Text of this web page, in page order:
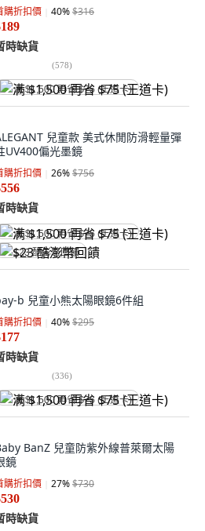
購折扣價 40%$316
時缺貨
(578)
满 $1,500 再省 $75 (王道卡)
兒童款 美式休閒防滑輕量彈
UV400偏光墨鏡
購折扣價 26%$756
時缺貨
满 $1,500 再省 $75 (王道卡)
$23 酷澎幣回饋
b 兒童小熊太陽眼鏡6件組
購折扣價 40%$295
時缺貨
(336)
满 $1,500 再省 $75 (王道卡)
BanZ 兒童防紫外線普萊爾太陽
鏡
購折扣價 27%$730
時缺貨